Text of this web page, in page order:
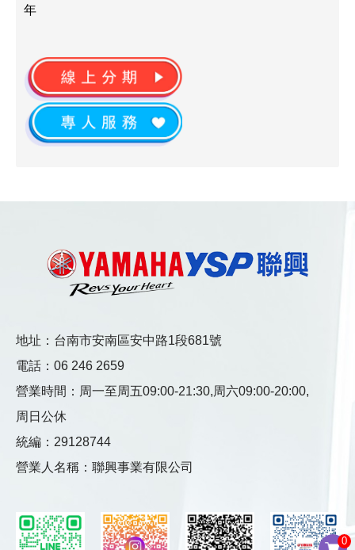
0
年
地址：台南市安南區安中路1段681號
電話： 06 246 2659
營業時間： 周一至周五09:00-21:30,周六09:00-20:00,
周日公休
統編：29128744
營業人名稱：聯興事業有限公司